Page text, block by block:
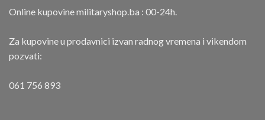
Online kupovine militaryshop.ba : 00-24h.
Za kupovine u prodavnici izvan radnog vremena i vikendom
pozvati:
061 756 893